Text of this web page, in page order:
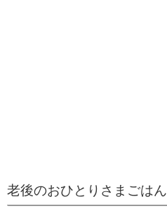
老後のおひとりさまごはん